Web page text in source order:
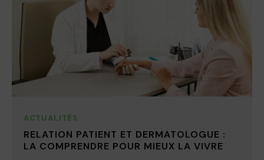
ACTUALITÉS
RELATION PATIENT ET DERMATOLOGUE :
LA COMPRENDRE POUR MIEUX LA VIVRE